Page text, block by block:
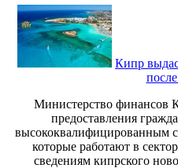
Кипр
Министерство финансов
предоставления
высококвалифицированным
которые работают в
сведениям кипрского